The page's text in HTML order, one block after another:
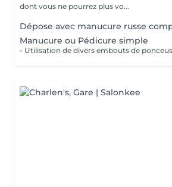
dont vous ne pourrez plus vo...
Dépose avec manucure russe
Manucure ou Pédicure simple